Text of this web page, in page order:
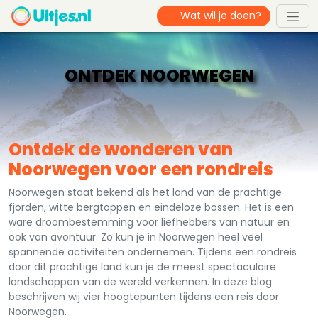
ONTDEK NOORWEGEN
Ontdek de wonderen van
Noorwegen voor een rondreis
Noorwegen staat bekend als het land van de prachtige
fjorden, witte bergtoppen en eindeloze bossen. Het is een
ware droombestemming voor liefhebbers van natuur en
ook van avontuur. Zo kun je in Noorwegen heel veel
spannende activiteiten ondernemen. Tijdens een rondreis
door dit prachtige land kun je de meest spectaculaire
landschappen van de wereld verkennen. In deze blog
beschrijven wij vier hoogtepunten tijdens een reis door
Noorwegen.